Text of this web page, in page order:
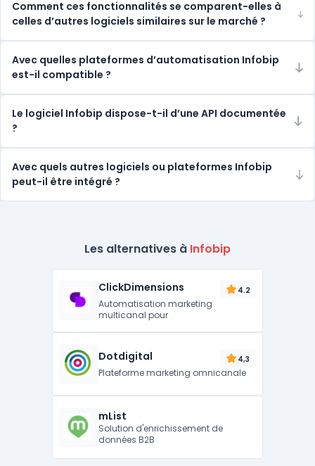
Comment ces fonctionnalités se comparent-elles à
celles d’autres logiciels similaires sur le marché ?
Avec quelles plateformes d’automatisation Infobip
est-il compatible ?
Le logiciel Infobip dispose-t-il d’une API documentée
?
Avec quels autres logiciels ou plateformes Infobip
peut-il être intégré ?
Les alternatives à Infobip
ClickDimensions 4.2
Automatisation marketing
multicanal pour
Dotdigital 4,3
Plateforme marketing omnicanale
mList
Solution d'enrichissement de
données B2B